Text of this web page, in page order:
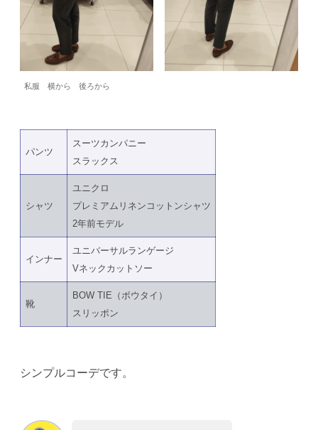
私服 横から 後ろから
パンツ
スーツカンパニー
スラックス
シャツ
ユニクロ
プレミアムリネンコットンシャツ
2年前モデル
インナー
ユニバーサルランゲージ
Vネックカットソー
靴
BOW TIE（ボウタイ）
スリッポン
シンプルコーデです。